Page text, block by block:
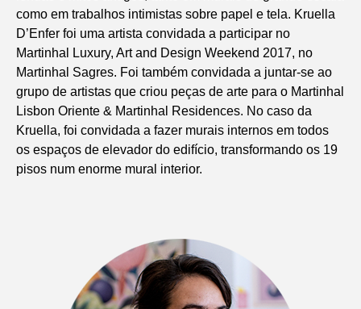
como em trabalhos intimistas sobre papel e tela. Kruella
D’Enfer foi uma artista convidada a participar no
Martinhal Luxury, Art and Design Weekend 2017, no
Martinhal Sagres. Foi também convidada a juntar-se ao
grupo de artistas que criou peças de arte para o Martinhal
Lisbon Oriente & Martinhal Residences. No caso da
Kruella, foi convidada a fazer murais internos em todos
os espaços de elevador do edifício, transformando os 19
pisos num enorme mural interior.